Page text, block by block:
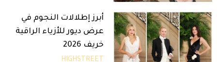
أبرز إطلالات النجوم في
عرض ديور للأزياء الراقية
خريف 2026
HIGHSTREET